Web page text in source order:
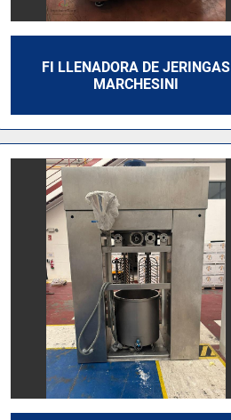
FI LLENADORA DE JERINGAS
MARCHESINI